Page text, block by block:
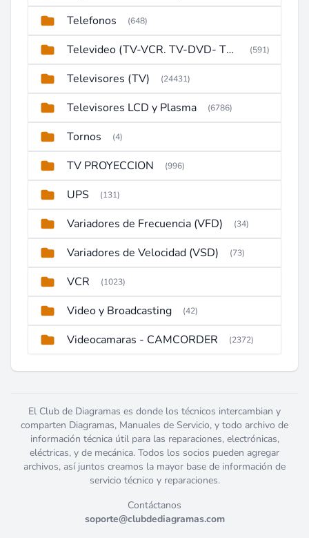
Telefonos (648)
Televideo (TV-VCR. TV-DVD- TV-DVD-VCR) (591)
Televisores (TV) (24431)
Televisores LCD y Plasma (6786)
Tornos (4)
TV PROYECCION (996)
UPS (131)
Variadores de Frecuencia (VFD) (34)
Variadores de Velocidad (VSD) (73)
VCR (1023)
Video y Broadcasting (42)
Videocamaras - CAMCORDER (2372)
El Club de Diagramas es donde los técnicos intercambian y
comparten Diagramas, Manuales de Servicio, y todo archivo de
información técnica útil para las reparaciones, electrónicas,
eléctricas, y de mecánica. Todos los socios pueden agregar
archivos, así juntos creamos la mayor base de información de
servicio técnico y reparaciones.
Contáctanos
soporte@clubdediagramas.com